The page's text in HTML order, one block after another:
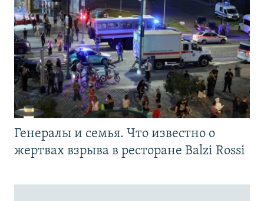
Генералы и семья. Что известно о
жертвах взрыва в ресторане Balzi Rossi